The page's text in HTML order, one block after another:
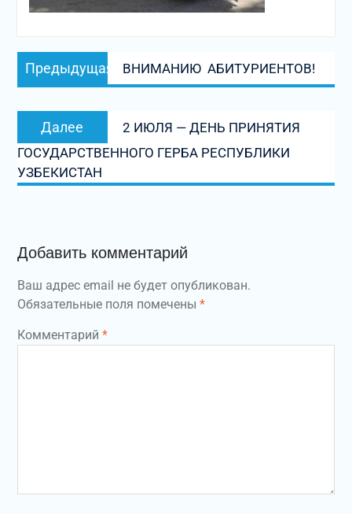
Навигация
по
Предыдущая
запись:
ВНИМАНИЮ АБИТУРИЕНТОВ!
Далее
запись:
2 ИЮЛЯ — ДЕНЬ ПРИНЯТИЯ
ГОСУДАРСТВЕННОГО ГЕРБА РЕСПУБЛИКИ
УЗБЕКИСТАН
Добавить комментарий
Ваш адрес email не будет опубликован.
Обязательные поля помечены *
Комментарий *